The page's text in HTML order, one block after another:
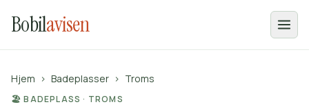
Bobilavisen
Hjem › Badeplasser › Troms
🏖️ BADEPLASS · TROMS